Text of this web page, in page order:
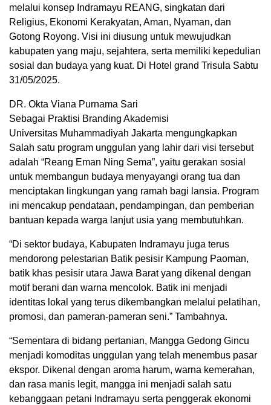
melalui konsep Indramayu REANG, singkatan dari
Religius, Ekonomi Kerakyatan, Aman, Nyaman, dan
Gotong Royong. Visi ini diusung untuk mewujudkan
kabupaten yang maju, sejahtera, serta memiliki kepedulian
sosial dan budaya yang kuat. Di Hotel grand Trisula Sabtu
31/05/2025.
DR. Okta Viana Purnama Sari
Sebagai Praktisi Branding Akademisi
Universitas Muhammadiyah Jakarta mengungkapkan
Salah satu program unggulan yang lahir dari visi tersebut
adalah “Reang Eman Ning Sema”, yaitu gerakan sosial
untuk membangun budaya menyayangi orang tua dan
menciptakan lingkungan yang ramah bagi lansia. Program
ini mencakup pendataan, pendampingan, dan pemberian
bantuan kepada warga lanjut usia yang membutuhkan.
“Di sektor budaya, Kabupaten Indramayu juga terus
mendorong pelestarian Batik pesisir Kampung Paoman,
batik khas pesisir utara Jawa Barat yang dikenal dengan
motif berani dan warna mencolok. Batik ini menjadi
identitas lokal yang terus dikembangkan melalui pelatihan,
promosi, dan pameran-pameran seni.” Tambahnya.
“Sementara di bidang pertanian, Mangga Gedong Gincu
menjadi komoditas unggulan yang telah menembus pasar
ekspor. Dikenal dengan aroma harum, warna kemerahan,
dan rasa manis legit, mangga ini menjadi salah satu
kebanggaan petani Indramayu serta penggerak ekonomi